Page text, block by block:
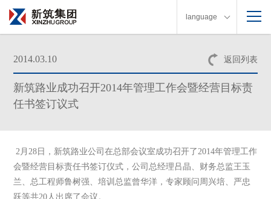
language
返回列表
2014.03.10
新筑路业成功召开2014年管理工作会暨经营目标责
任书签订议式
2月28 日，新筑路业公司在总部会议室成功召开了2014年管理工作
会暨经营目标责任书签订仪式，公司总经理吕晶、财务总监王玉
兰、总工程师鲁树强、培训总监曾华洋，专家顾问周兴培、严忠
跃等共20人出席了会议。